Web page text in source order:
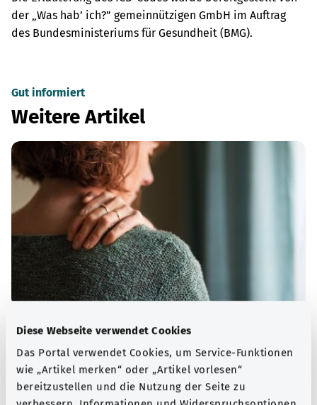
Diese Webseite verwendet Cookies
Das Portal verwendet Cookies, um Service-Funktionen
wie „Artikel merken“ oder „Artikel vorlesen“
bereitzustellen und die Nutzung der Seite zu
der „Was hab’ ich?” gemeinnützigen GmbH im Auftrag
des Bundesministeriums für Gesundheit (BMG).
Gut informiert
Weitere Artikel
Muskeln, Knochen und Gelenke
Viele Erkrankungen des Bewegungsapparates sind auf
altersbedingten Verschleiß zurückzuführen – zunehmend
auch auf zu wenig Bewegung und zu viel Sitzen.